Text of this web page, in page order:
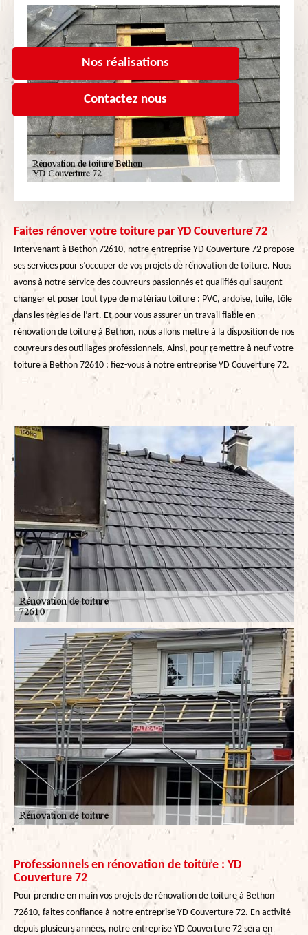
Nos réalisations
Contactez nous
Faites rénover votre toiture par YD Couverture 72
Intervenant à Bethon 72610, notre entreprise YD Couverture 72 propose
ses services pour s’occuper de vos projets de rénovation de toiture. Nous
avons à notre service des couvreurs passionnés et qualifiés qui sauront
changer et poser tout type de matériau toiture : PVC, ardoise, tuile, tôle
dans les règles de l’art. Et pour vous assurer un travail fiable en
rénovation de toiture à Bethon, nous allons mettre à la disposition de nos
couvreurs des outillages professionnels. Ainsi, pour remettre à neuf votre
toiture à Bethon 72610 ; fiez-vous à notre entreprise YD Couverture 72.
Professionnels en rénovation de toiture : YD
Couverture 72
Pour prendre en main vos projets de rénovation de toiture à Bethon
72610, faites confiance à notre entreprise YD Couverture 72. En activité
depuis plusieurs années, notre entreprise YD Couverture 72 sera en